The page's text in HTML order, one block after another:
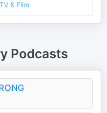
TV & Film
Podcasts